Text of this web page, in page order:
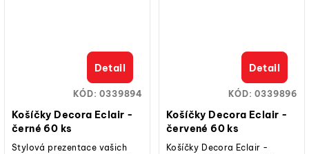
Košíčky Decora Eclair -
černé 60 ks
Detail
Stylová prezentace vašich
KÓD:0339894
Košíčky Decora Eclair -
červené 60 ks
Detail
Košíčky Decora Eclair -
KÓD:0339896